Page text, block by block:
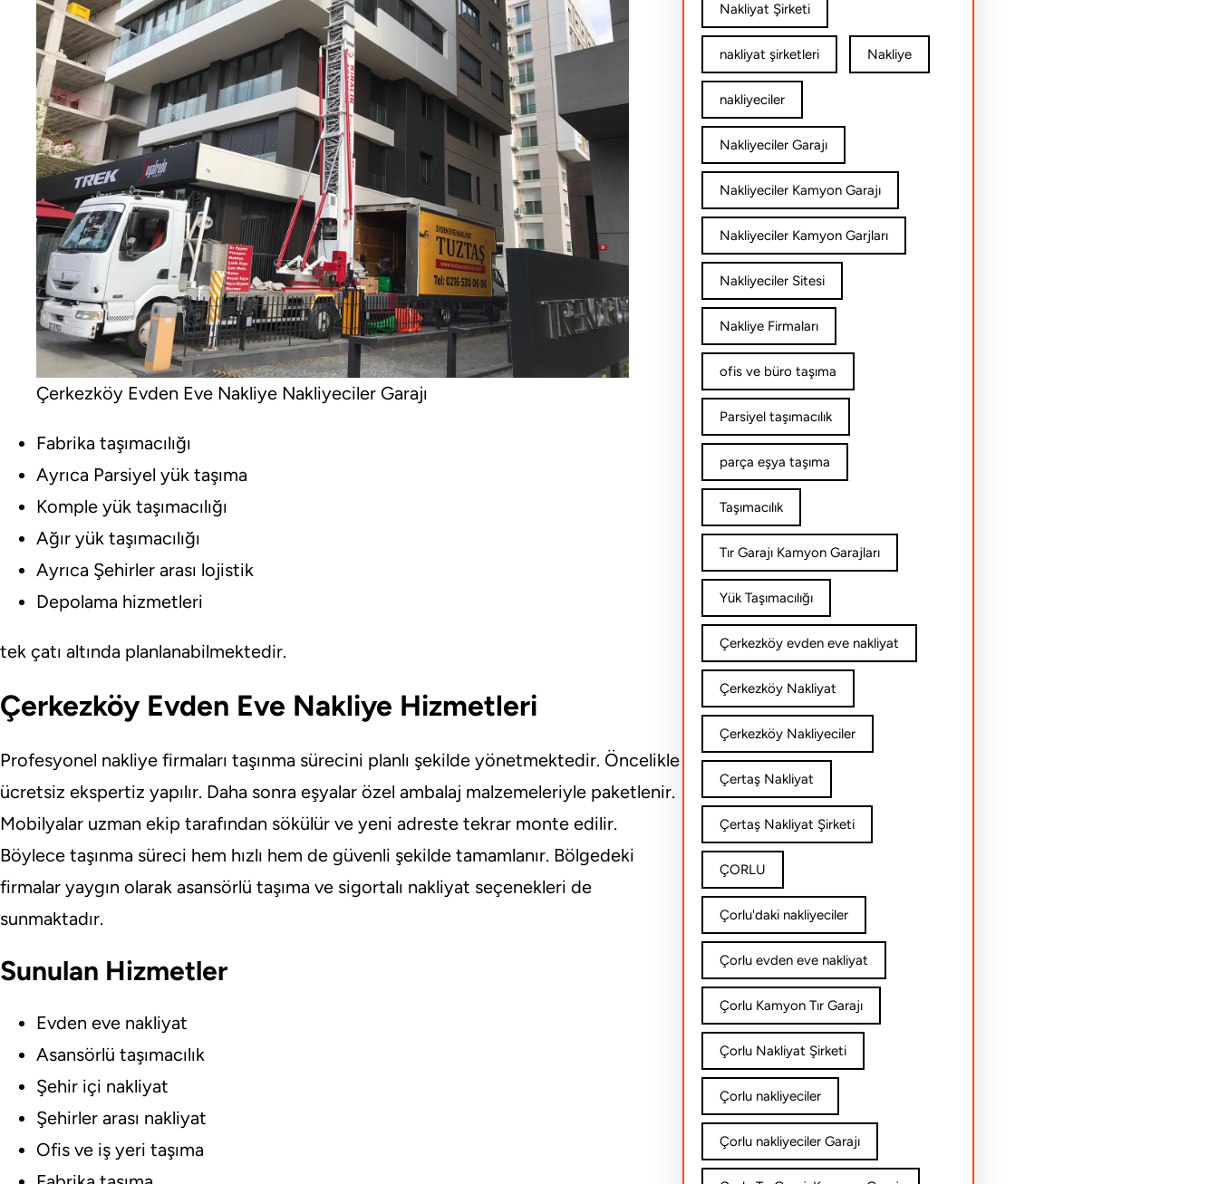
Çerkezköy Evden Eve Nakliye Nakliyeciler Garajı
Fabrika taşımacılığı
Ayrıca Parsiyel yük taşıma
Komple yük taşımacılığı
Ağır yük taşımacılığı
Ayrıca Şehirler arası lojistik
Depolama hizmetleri
tek çatı altında planlanabilmektedir.
Çerkezköy Evden Eve Nakliye Hizmetleri
Profesyonel nakliye firmaları taşınma sürecini planlı şekilde yönetmektedir. Öncelikle
ücretsiz ekspertiz yapılır. Daha sonra eşyalar özel ambalaj malzemeleriyle paketlenir.
Mobilyalar uzman ekip tarafından sökülür ve yeni adreste tekrar monte edilir.
Böylece taşınma süreci hem hızlı hem de güvenli şekilde tamamlanır. Bölgedeki
firmalar yaygın olarak asansörlü taşıma ve sigortalı nakliyat seçenekleri de
sunmaktadır.
Sunulan Hizmetler
Evden eve nakliyat
Asansörlü taşımacılık
Şehir içi nakliyat
Şehirler arası nakliyat
Ofis ve iş yeri taşıma
Nakliyat Şirketi
nakliyat şirketleri Nakliye
nakliyeciler
Nakliyeciler Garajı
Nakliyeciler Kamyon Garajı
Nakliyeciler Kamyon Garjları
Nakliyeciler Sitesi
Nakliye Firmaları
ofis ve büro taşıma
Parsiyel taşımacılık
parça eşya taşıma
Taşımacılık
Tır Garajı Kamyon Garajları
Yük Taşımacılığı
Çerkezköy evden eve nakliyat
Çerkezköy Nakliyat
Çerkezköy Nakliyeciler
Çertaş Nakliyat
Çertaş Nakliyat Şirketi
ÇORLU
Çorlu'daki nakliyeciler
Çorlu evden eve nakliyat
Çorlu Kamyon Tır Garajı
Çorlu Nakliyat Şirketi
Çorlu nakliyeciler
Çorlu nakliyeciler Garajı